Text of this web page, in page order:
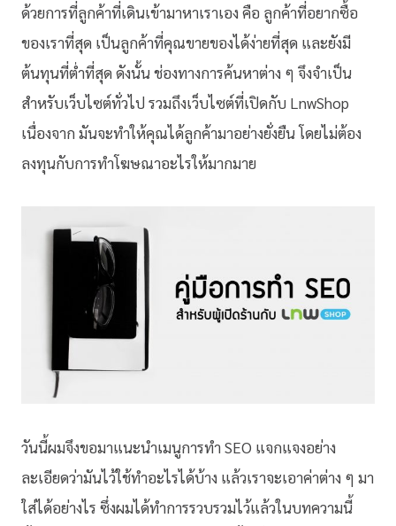
ด้วยการที่ลูกค้าที่เดินเข้ามาหาเราเอง คือ ลูกค้าที่อยากซื้อ
ของเราที่สุด เป็นลูกค้าที่คุณขายของได้ง่ายที่สุด และยังมี
ต้นทุนที่ต่ำที่สุด ดังนั้น ช่องทางการค้นหาต่าง ๆ จึงจำเป็น
สำหรับเว็บไซต์ทั่วไป รวมถึงเว็บไซต์ที่เปิดกับ LnwShop
เนื่องจาก มันจะทำให้คุณได้ลูกค้ามาอย่างยั่งยืน โดยไม่ต้อง
ลงทุนกับการทำโฆษณาอะไรให้มากมาย
วันนี้ผมจึงขอมาแนะนำเมนูการทำ SEO แจกแจงอย่าง
ละเอียดว่ามันไว้ใช้ทำอะไรได้บ้าง แล้วเราจะเอาค่าต่าง ๆ มา
ใส่ได้อย่างไร ซึ่งผมได้ทำการรวบรวมไว้แล้วในบทความนี้